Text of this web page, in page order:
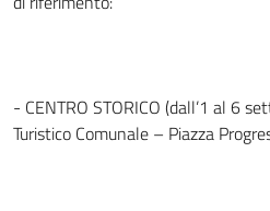
- CENTRO STORICO (dall’1 al 6
Turistico Comunale – Piazza